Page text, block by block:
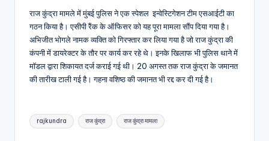
राज कुंद्रा मामले में मुंबई पुलिस ने एक स्पेशल इन्वेस्टिगेशन टीम एसआईटी का
गठन किया है। एसीपी रैंक के ऑफिसर को यह पूरा मामला सौंप दिया गया है।
अभिजीत भोगले नामक व्यक्ति को गिरफ्तार कर लिया गया है जो राज कुंद्रा की
कंपनी में डायरेक्टर के तौर पर कार्य कर रहे थे। इनके खिलाफ भी पुलिस थाने में
मॉडल द्वारा शिकायत दर्ज कराई गई थी। 20 अगस्त तक राज कुंद्रा के जमानत
की तारीख टाली गई है। गहना वशिष्ठ की जमानत भी रद्द कर दी गई है।
Tags:
rajkundra राज कुंद्रा राज कुंद्रा मामला